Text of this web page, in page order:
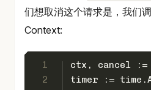
们想取消这个请求是，我们
Context:
1
2
ctx, cancel :=
timer :=